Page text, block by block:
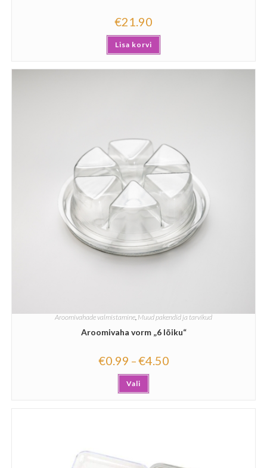
€21.90
Lisa korvi
Aroomivahade valmistamine, Muud pakendid ja tarvikud
Aroomivaha vorm „6 lõiku“
€0.99 –€4.50
Vali